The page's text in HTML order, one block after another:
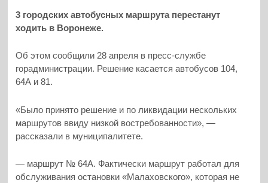
3 городских автобусных маршрута перестанут
ходить в Воронеже.
Об этом сообщили 28 апреля в пресс-службе
горадминистрации. Решение касается автобусов 104,
64А и 81.
«Было принято решение и по ликвидации нескольких
маршрутов ввиду низкой востребованности», —
рассказали в муниципалитете.
— маршрут № 64А. Фактически маршрут работал для
обслуживания остановки «Малаховского», которая не